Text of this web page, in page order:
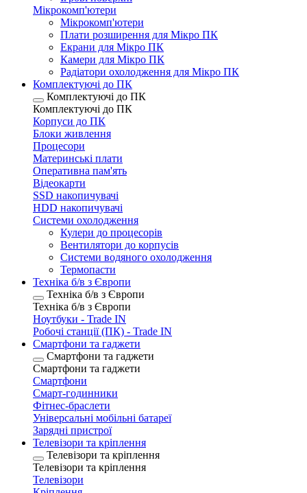
Мікрокомп'ютери
Мікрокомп'ютери
Плати розширення для Мікро ПК
Екрани для Мікро ПК
Камери для Мікро ПК
Радіатори охолодження для Мікро ПК
Комплектуючі до ПК
Комплектуючі до ПК
Комплектуючі до ПК
Корпуси до ПК
Блоки живлення
Процесори
Материнські плати
Оперативна пам'ять
Відеокарти
SSD накопичувачі
HDD накопичувачі
Системи охолодження
Кулери до процесорів
Вентилятори до корпусів
Системи водяного охолодження
Термопасти
Техніка б/в з Європи
Техніка б/в з Європи
Техніка б/в з Європи
Ноутбуки - Trade IN
Робочі станції (ПК) - Trade IN
Смартфони та гаджети
Смартфони та гаджети
Смартфони та гаджети
Смартфони
Смарт-годинники
Фітнес-браслети
Універсальні мобільні батареї
Зарядні пристрої
Телевізори та кріплення
Телевізори та кріплення
Телевізори та кріплення
Телевізори